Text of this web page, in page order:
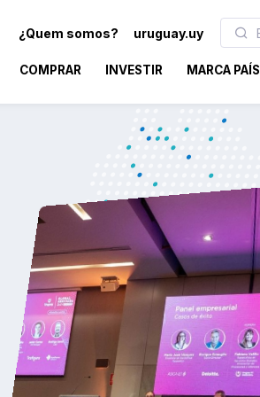
¿Quem somos? uruguay.uy
COMPRAR INVESTIR MARCA PAÍS
America
2020
e executivos da América
pela quarta vez.